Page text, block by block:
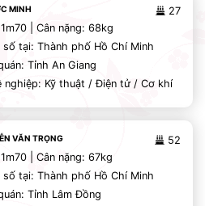
27
MINH
| Cân nặng: 68kg
số tại: Thành phố Hồ Chí Minh
Tỉnh An Giang
nghiệp: Kỹ thuật / Điện tử / Cơ khí
52
VĂN TRỌNG
| Cân nặng: 67kg
số tại: Thành phố Hồ Chí Minh
Tỉnh Lâm Đồng